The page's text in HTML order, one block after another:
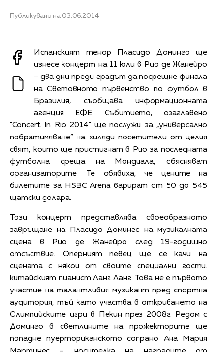
Публикувано на 03.06.2014
Испанският тенор Пласидо Доминго ще
изнесе концерт на 11 юли в Рио де Жанейро
– два дни преди градът да посрещне финала
на Световното първенство по футбол в
Бразилия, съобщава информационната
агенция ЕФЕ. Събитието, озаглавено
"Concert In Rio 2014" ще послужи за „универсално
побратимяване” на хиляди посетители от целия
свят, които ще пристигнат в Рио за последната
футболна среща на Мондиала, обясняват
организаторите. Те обявиха, че цените на
билетите за HSBC Arena варират от 50 до 545
щатски долара.
Този концерт представлява своеобразното
завръщане на Пласидо Доминго на музикалната
сцена в Рио де Жанейро след 19-годишно
отсъствие. Оперният певец ще се качи на
сцената с някои от своите специални гости.
китайският пианист Ланг Ланг. Това не е първото
участие на талантливия музикант пред спортна
аудитория, тъй като участва в откриването на
Олимпийските игри в Пекин през 2008г. Редом с
Доминго в светлините на прожекторите ще
попадне пуерториканското сопрано Ана Мария